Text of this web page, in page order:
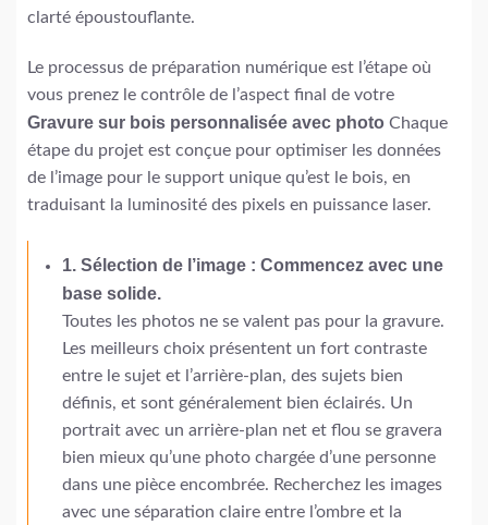
clarté époustouflante.
Le processus de préparation numérique est l’étape où
vous prenez le contrôle de l’aspect final de votre
Gravure sur bois personnalisée avec photo Chaque
étape du projet est conçue pour optimiser les données
de l’image pour le support unique qu’est le bois, en
traduisant la luminosité des pixels en puissance laser.
1. Sélection de l’image : Commencez avec une
base solide.
Toutes les photos ne se valent pas pour la gravure.
Les meilleurs choix présentent un fort contraste
entre le sujet et l’arrière-plan, des sujets bien
définis, et sont généralement bien éclairés. Un
portrait avec un arrière-plan net et flou se gravera
bien mieux qu’une photo chargée d’une personne
dans une pièce encombrée. Recherchez les images
avec une séparation claire entre l’ombre et la